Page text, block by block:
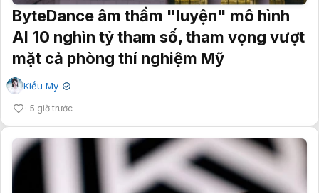
ByteDance âm thầm "luyện" mô hình
AI 10 nghìn tỷ tham số, tham vọng vượt
mặt cả phòng thí nghiệm Mỹ
Kiều My ✔
5 giờ trước